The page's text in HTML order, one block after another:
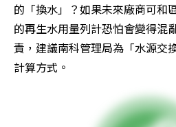
的「換水」？如果未來廠商可和
的再生水用量列計恐怕會變得混
責，建議南科管理局為「水源交
計算方式。